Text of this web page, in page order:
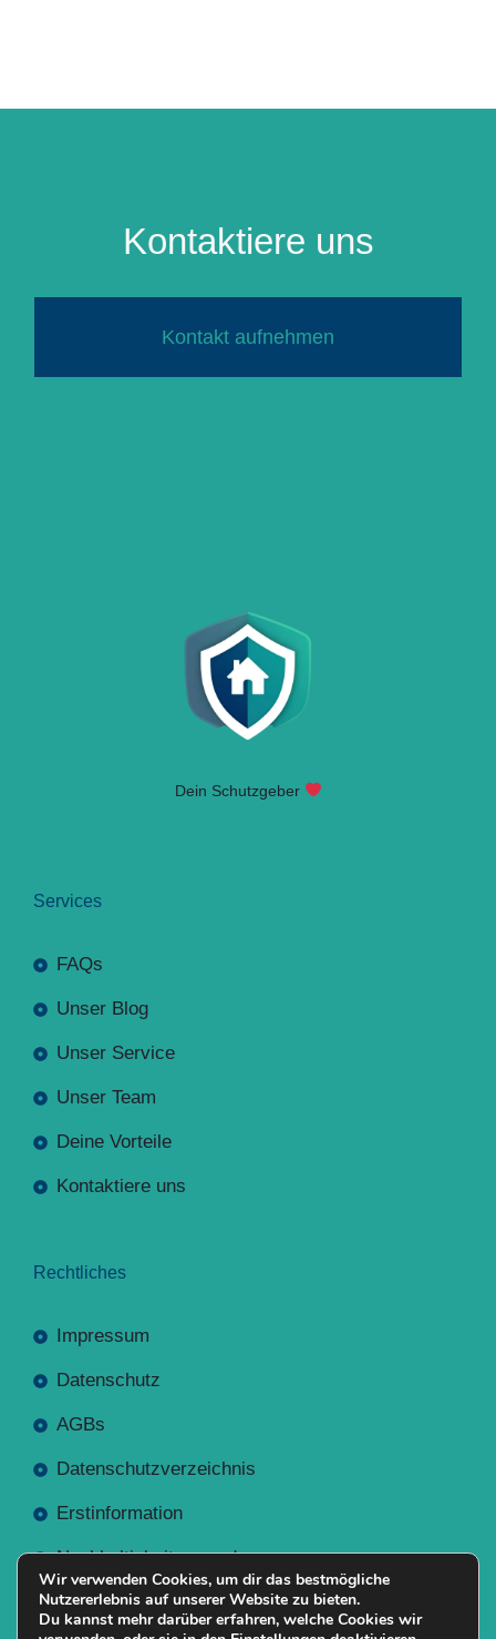
Kontaktiere uns
Kontakt aufnehmen
Dein Schutzgeber
Services
FAQs
Unser Blog
Unser Service
Unser Team
Deine Vorteile
Kontaktiere uns
Rechtliches
Impressum
Datenschutz
AGBs
Datenschutzverzeichnis
Erstinformation
Nachhaltigkeitsverordnung
Wir verwenden Cookies, um dir das bestmögliche
Nutzererlebnis auf unserer Website zu bieten.
Du kannst mehr darüber erfahren, welche Cookies wir